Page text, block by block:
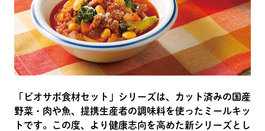
「ビオサポ食材セット」シリーズは、カット済みの国産
野菜・肉や魚、提携生産者の調味料を使ったミールキッ
トです。この度、より健康志向を高めた新シリーズとし